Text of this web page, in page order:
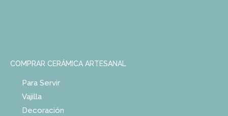
COMPRAR CERÁMICA ARTESANAL
Para Servir
Vajilla
Decoración